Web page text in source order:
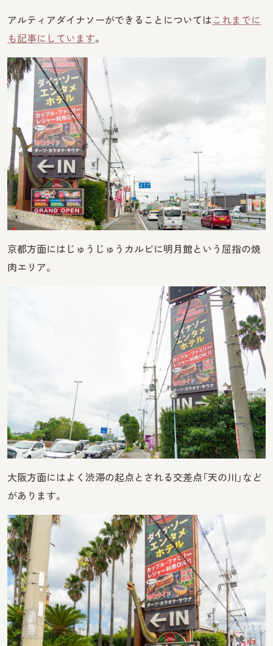
アルティアダイナソーができることについては これまでに
も記事にしています。
京都方面にはじゅうじゅうカルビに明月館という屈指の焼
肉エリア。
大阪方面にはよく渋滞の起点とされる交差点「天の川」など
があります。